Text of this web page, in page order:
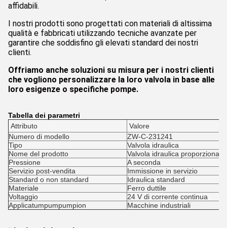
affidabili.
I nostri prodotti sono progettati con materiali di altissima
qualità e fabbricati utilizzando tecniche avanzate per
garantire che soddisfino gli elevati standard dei nostri
clienti.
Offriamo anche soluzioni su misura per i nostri clienti
che vogliono personalizzare la loro valvola in base alle
loro esigenze o specifiche pompe.
Tabella dei parametri
Attributo
Valore
Numero di modello
ZW-C-231241
Tipo
Valvola idraulica
Nome del prodotto
Valvola idraulica proporzionale
Pressione
A seconda
Servizio post-vendita
Immissione in servizio
Standard o non standard
Idraulica standard
Materiale
Ferro duttile
Voltaggio
24 V di corrente continua
Applicatumpumpumpion
Macchine industriali